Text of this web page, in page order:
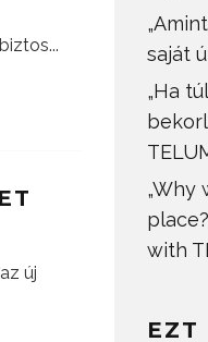
...
új
saját
„Ha
„Why
with
EZT